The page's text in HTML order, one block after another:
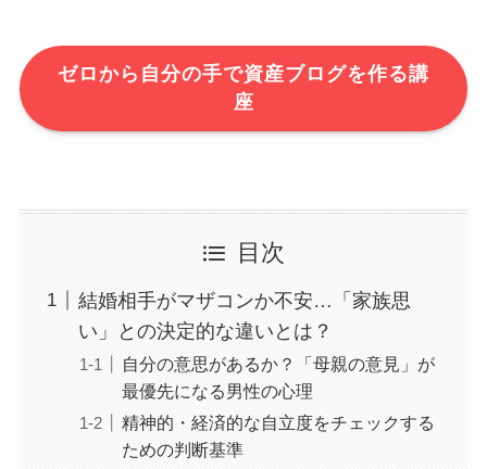
ゼロから自分の手で資産ブログを作る講
座
目次
結婚相手がマザコンか不安…「家族思
い」との決定的な違いとは？
自分の意思があるか？「母親の意見」が
最優先になる男性の心理
精神的・経済的な自立度をチェックする
ための判断基準